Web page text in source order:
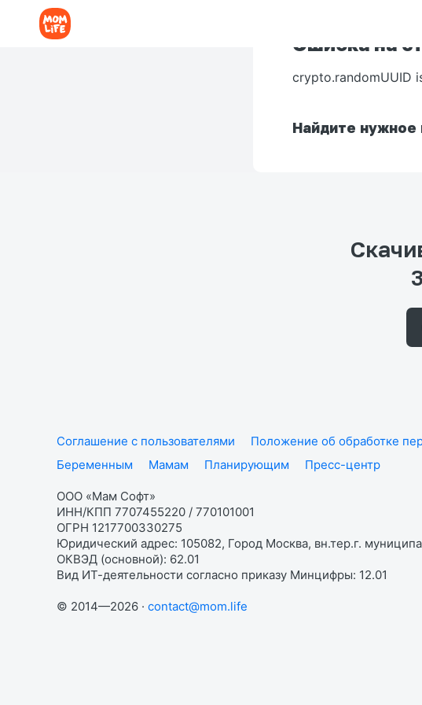
Ошибка на
crypto.randomUUID
Найдите нужное
Соглашение с пользователями Положение об обработке
Беременным
Мамам Планирующим Пресс-центр
ООО «Мам Софт»
ИНН/КПП 7707455220 / 770101001
ОГРН 1217700330275
Юридический адрес: 105082, Город Москва, вн.тер.г.
ОКВЭД (основной): 62.01
Вид ИТ-деятельности согласно приказу Минцифры: 12.01
© 2014—2026 · contact@mom.life